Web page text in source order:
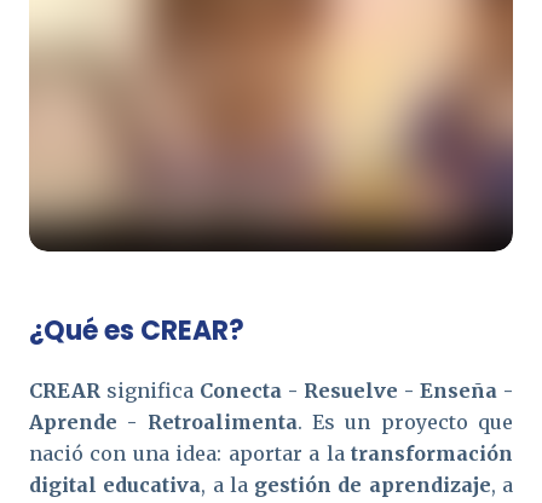
¿Qué es CREAR?
CREAR significa Conecta - Resuelve - Enseña -
Aprende - Retroalimenta. Es un proyecto que
nació con una idea: aportar a la transformación
digital educativa, a la gestión de aprendizaje, a